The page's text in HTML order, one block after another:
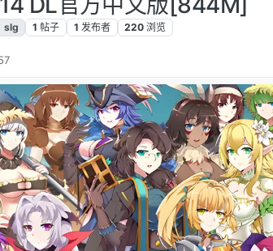
slg 1 帖子 1 发布者 220 浏览